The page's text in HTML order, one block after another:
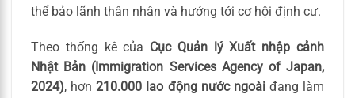
thể bảo lãnh thân nhân và hướng tới cơ hội định cư.
Theo thống kê của Cục Quản lý Xuất nhập cảnh
Nhật Bản (Immigration Services Agency of Japan,
2024), hơn210.000 lao động nước ngoàiđang làm